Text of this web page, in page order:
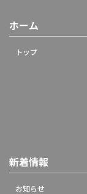
ホーム
トップ
新着情報
お知らせ